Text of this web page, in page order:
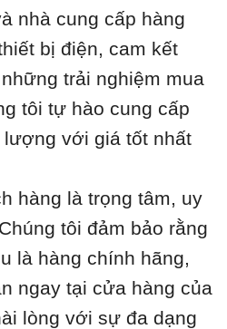
nhà cung cấp hàng
bị điện, cam kết
trải nghiệm mua
tôi tự hào cung cấp
lượng với giá tốt nhất
hàng là trọng tâm, uy
tôi đảm bảo rằng
là hàng chính hãng,
ngay tại cửa hàng của
lòng với sự đa dạng